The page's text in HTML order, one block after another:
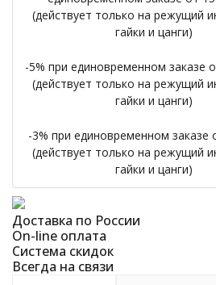
(действует только на режущий
гайки и цанги)
-5% при единовременном заказе
(действует только на режущий
гайки и цанги)
-3% при единовременном заказе
(действует только на режущий
гайки и цанги)
Доставка по России
On-line оплата
Система скидок
Всегда на связи